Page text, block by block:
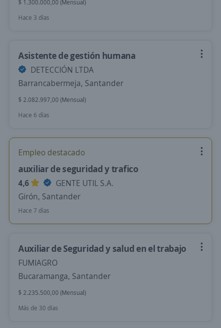
$ 1.300.000,00 (Mensual)
Hace 3 días
Asistente de gestión humana
DETECCIÓN LTDA
Barrancabermeja, Santander
$ 2.082.997,00 (Mensual)
Hace 6 días
Empleo destacado
auxiliar de seguridad y trafico
4,6
GENTE UTIL S.A.
Girón, Santander
Hace 7 días
Auxiliar de Seguridad y salud en el trabajo
FUMIAGRO
Bucaramanga, Santander
$ 2.235.500,00 (Mensual)
Más de 30 días